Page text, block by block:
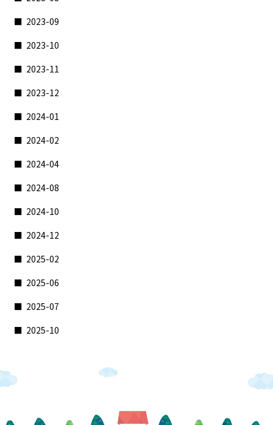
2023-09
2023-10
2023-11
2023-12
2024-01
2024-02
2024-04
2024-08
2024-10
2024-12
2025-02
2025-06
2025-07
2025-10